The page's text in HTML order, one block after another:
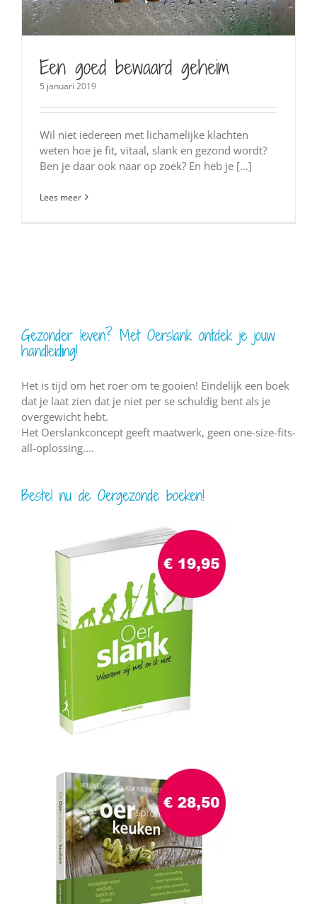
Een goed bewaard geheim
5 januari 2019
Wil niet iedereen met lichamelijke klachten
weten hoe je fit, vitaal, slank en gezond wordt?
Ben je daar ook naar op zoek? En heb je [...]
Lees meer
Gezonder leven? Met Oerslank ontdek je jouw
handleiding!
Het is tijd om het roer om te gooien! Eindelijk een boek
dat je laat zien dat je niet per se schuldig bent als je
overgewicht hebt.
Het Oerslankconcept geeft maatwerk, geen one-size-fits-
all-oplossing....
Bestel nu de Oergezonde boeken!